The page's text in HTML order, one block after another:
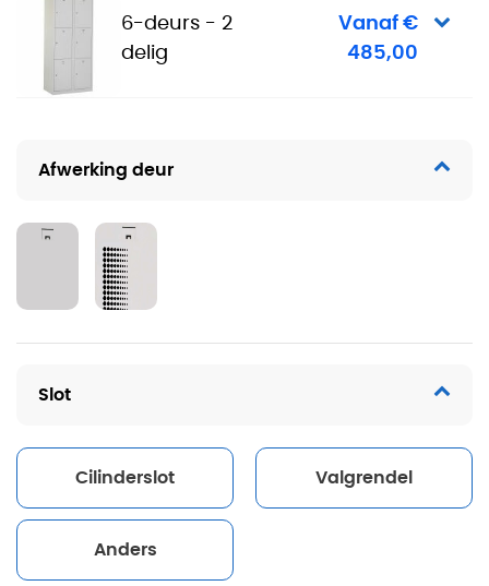
6-deurs - 2
delig
Vanaf €
485,00
Afwerking deur
Slot
Cilinderslot Valgrendel
Anders